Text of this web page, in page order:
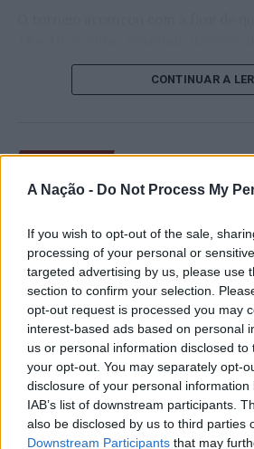
A Nação - Do Not Process My
If you wish to opt-out of the sale,
processing of your personal or
targeted advertising by us, please use
section to confirm your selection.
opt-out request is processed you may
interest-based ads based on personal
us or personal information disclosed
your opt-out. You may separately opt-
disclosure of your personal
IAB’s list of downstream participants.
also be disclosed by us to third parties
Downstream Participants that may
de um lugar no quadro principal. A
abertura contou com a presença do
início de uma competição que
ténis.
Apesar das desistências de última
como Casper Ruud (Noruega),
Fokina (Espanha) e Matteo Arnaldi
apresentou um quadro
liderado pelo russo Andrey Rublev,
série, pelo italiano Luciano
Alejandro Tabilo e pelo belga
Um dos momentos mais
também o regresso do suíço Stan
integrado na digressão de
CONTINUAR A LER
ATUALIDADE
Castelo Branco:
Internacional de Artes
promete afirmar
património e inovação
“motores de
económico e cultural”
português
Publicado 12 horas atrás on
07/08/
Por Ígor Lopes